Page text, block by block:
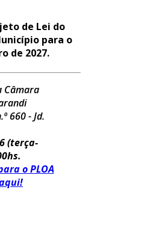
de Lei do
para o
de 2027.
Câmara
660 - Jd.
(terça-
o PLOA